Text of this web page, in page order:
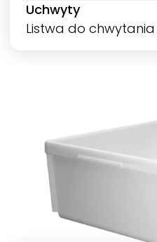
Uchwyty
Listwa do chwytania